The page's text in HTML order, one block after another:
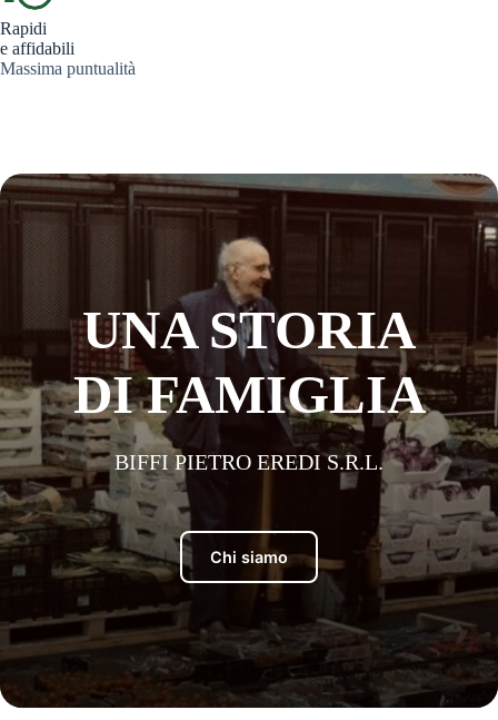
Rapidi
e affidabili
Massima puntualità
UNA STORIA
DI FAMIGLIA
BIFFI PIETRO EREDI S.R.L.
Chi siamo